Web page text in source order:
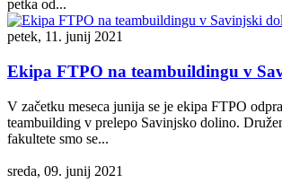
petka od...
petek, 11. junij 2021
Ekipa FTPO na teambuildingu v
V začetku meseca junija se je ekipa FTPO
teambuilding v prelepo Savinjsko dolino.
fakultete smo se...
sreda, 09. junij 2021